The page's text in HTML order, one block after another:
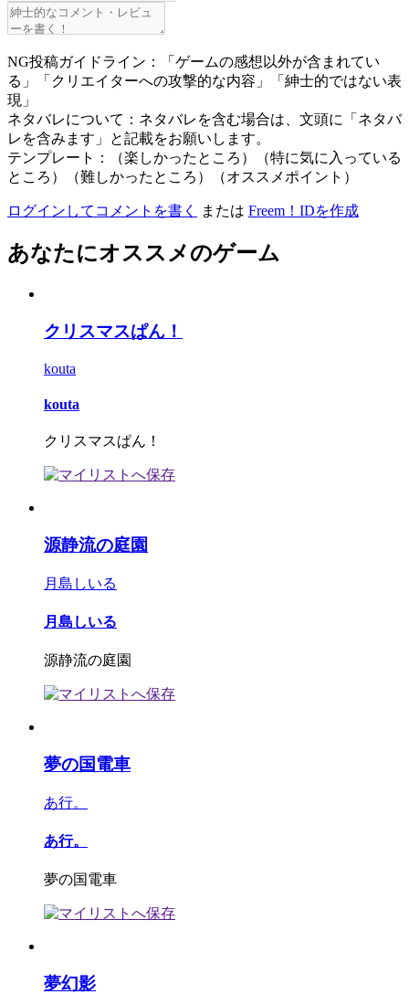
NG投稿ガイドライン：「ゲームの感想以外が含まれてい
る」「クリエイターへの攻撃的な内容」「紳士的ではない表
現」
ネタバレについて：ネタバレを含む場合は、文頭に「ネタバ
レを含みます」と記載をお願いします。
テンプレート：（楽しかったところ）（特に気に入っている
ところ）（難しかったところ）（オススメポイント）
ログインしてコメントを書く または Freem！IDを作成
あなたにオススメのゲーム
クリスマスぱん！
kouta
kouta
クリスマスぱん！
源静流の庭園
月島しいる
月島しいる
源静流の庭園
夢の国電車
あ行。
あ行。
夢の国電車
夢幻影